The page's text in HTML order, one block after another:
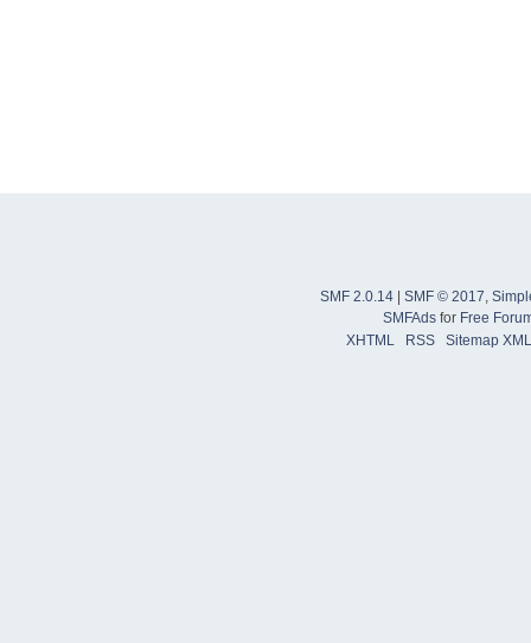
SMF 2.0.14 SMF © 2017,
SMFAdsfor Free
XHTML
RSS Sitemap XML